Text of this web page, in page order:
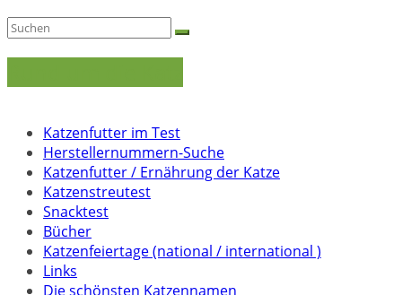
Katzenfutter im Test
Herstellernummern-Suche
Katzenfutter / Ernährung der Katze
Katzenstreutest
Snacktest
Bücher
Katzenfeiertage (national / international )
Links
Die schönsten Katzennamen